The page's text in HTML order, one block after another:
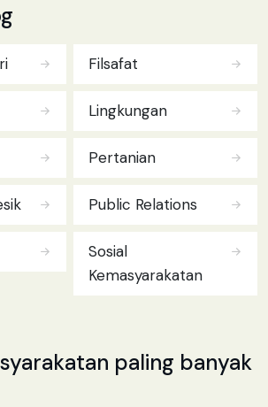
Filsafat
Lingkungan
Pertanian
Public Relations
Sosial
Kemasyarakatan
paling banyak